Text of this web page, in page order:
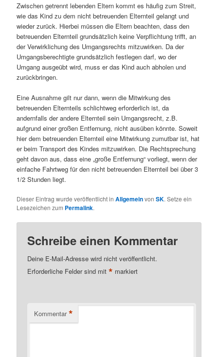
Zwischen getrennt lebenden Eltern kommt es häufig zum Streit,
wie das Kind zu dem nicht betreuenden Elternteil gelangt und
wieder zurück. Hierbei müssen die Eltern beachten, dass den
betreuenden Elternteil grundsätzlich keine Verpflichtung trifft, an
der Verwirklichung des Umgangsrechts mitzuwirken. Da der
Umgangsberechtigte grundsätzlich festlegen darf, wo der
Umgang ausgeübt wird, muss er das Kind auch abholen und
zurückbringen.
Eine Ausnahme gilt nur dann, wenn die Mitwirkung des
betreuenden Elternteils schlichtweg erforderlich ist, da
andernfalls der andere Elternteil sein Umgangsrecht, z.B.
aufgrund einer großen Entfernung, nicht ausüben könnte. Soweit
hier dem betreuenden Elternteil eine Mitwirkung zumutbar ist, hat
er beim Transport des Kindes mitzuwirken. Die Rechtsprechung
geht davon aus, dass eine „große Entfernung“ vorliegt, wenn der
einfache Fahrtweg für den nicht betreuenden Elternteil bei über 3
1/2 Stunden liegt.
Dieser Eintrag wurde veröffentlicht inAllgemeinvonSK. Setze ein
Lesezeichen zum Permalink.
Schreibe einen Kommentar
Deine E-Mail-Adresse wird nicht veröffentlicht.
Erforderliche Felder sind mit* markiert
Kommentar *